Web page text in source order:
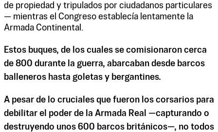
de propiedad y tripulados por ciudadanos particulares
— mientras el Congreso establecía lentamente la
Armada Continental.
Estos buques, de los cuales se comisionaron cerca
de 800 durante la guerra, abarcaban desde barcos
balleneros hasta goletas y bergantines.
A pesar de lo cruciales que fueron los corsarios para
debilitar el poder de la Armada Real —capturando o
destruyendo unos 600 barcos británicos—, no todos